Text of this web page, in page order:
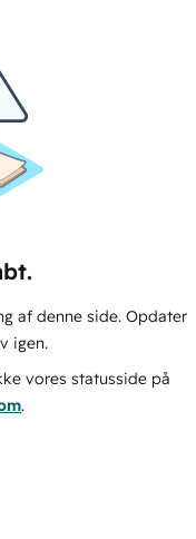
af denne side. Opdater
igen.
vores statusside på
.